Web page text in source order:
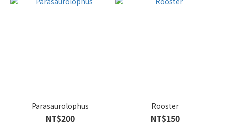
Parasaurolophus
NT$200
Rooster
NT$150